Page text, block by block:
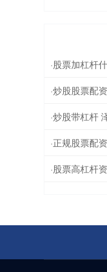
·
·
·
·
·